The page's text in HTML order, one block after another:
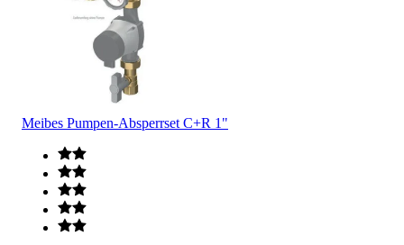
Meibes Pumpen-Absperrset C+R 1"